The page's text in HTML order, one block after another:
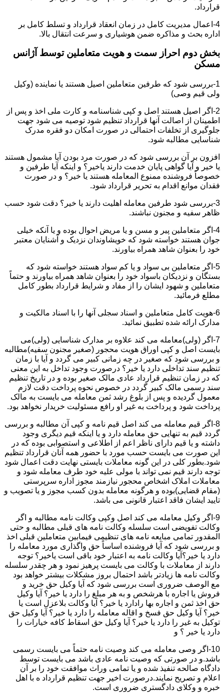
قرارداد.
4-اعمال مدیریت کامل در زمان انعقاد قرارداد و تسلط کامل بر
اداره بحث و مذاکره ضمن هوشیاری و سرعت انتقال بالا.
بخش دوم احراز سمت و هویت متعاملین توسط آژانس
مسکن
1-بررسی شود که طرفین متعاملین اصیل هستند یا نماینده (وکیل
ولی قیم وصی)
2-اگر اصیل هستند اصل و کپی شناسنامه و کارت ملی اخذ و پس از
اطمینان از اصالت آنها قرارداد تنظیم شود توصیه می شود جهت
جلوگیری از تخلفات احتمالی در صورت امکان دو فقره مدرک
شناسایی مطالبه شود.
افزون بر آن بررسی شود که در صورت مرد بودن آیا مشمول هستند
یا خیر و آیا گواهی پایان خدمت دارند یاخیر؟ و اینکه آیا طرفین و
خصوصاً فروشنده ممنوع المعامله هستند یا خیر؟ و در صورت
فقدان موانع اقدام به تحریر قرارداد شود.
3-بررسی شود طرفین معامله اهلیت دارند یا خیر؟ دقت شود حسب
ظاهر سفیه و مجنون نباشند.
4-اگر متعاملین پیر و مسن و یا مریض احوال بوده و یا آنکه خیلی
جوان هستند خواسته شود که خویشاوندان نزدیک و آشنایان معتبر
خود را بعنوان شاهد همراه بیاورند.
5-اگر متعاملین بی سواد و یا کم سواد هستند خواسته شود که
بستگان و نزدیکان باسواد خود را بعنوان شاهد همراه بیاورند و حتماً
متعاملین و شهود ایشان را از مفاد و شرایط قرارداد بطور کامل
مطلع فرمائید.
6-هویت کامل متعاملین و اسناد سجلی آنها را با اسناد مالکیت و
مدارک ارائه شده تطبیق نمائید.
7-اگر (ولی)معامله می کند علاوه بر مدارک شناسایی (ولی)می
بایست اصل و کپی اوراق هویت محجور (صغیر مجنون سفیه)مطالبه
و بررسی شود که صغیر در چه زمانی کبیر می گردد و آیا با زمان
تنظیم سند تداخلی دارد یا خیر؟ درصورت وجود تداخل به این معنی
که در زمان تنظیم قرارداد عادی مالک صغیر بوده و در تاریخ تنظیم
سند رسمی مالک کبیر گردد در خصوص نحوه پرداخت دقت لازم
معمول گردیده و پس از بلوغ رشد ثمن معامله می بایست به مالک
پرداخت شود و پرداخت به غیر او رافع مسئولیت خریدار نخواهد بود.
8-اگر قیم معامله می کند اصل قیم نامه و کپی آن مطالبه و بررسی
گردد قیم به تنهایی حق معامله دارد و یا اینکه قیم دیگری وجود
داشته و یا قیم دارای ناظر اعم از اطلاعی و استصوابی بوده که در
این صورت می بایست حسب مورد با حضور همه آنان قرارداد تنظیم
شود.بطور کلی در این گونه معاملات بایستی نهایت دقت اعمال شود
توجه دارند قیم نمی تواند با مولی علیه خود طرف معامله شود و
معاملات املاک اشخاص محجور نیازمند مجوز اداره سرپرستی
(مقام قضایی)بوده و هرگونه معامله بدون کسب مجوز و یا تصویب و
تایید ایشان فاقد اعتبار قانونی می باشد.
9-اگر وکیل معامله می کند اصل وکپی وکالت نامه مطالبه و اگر
وکالت تفویضی است سلسله وکالت نامه های قبلی مطالبه و حتی
المقدور تمامی مبایعه نامه های تنظیمی فیمابین متعاملین قبلی اخذ
و بررسی شود که آیا فروشنده اساساً حق واگذاری مورد معامله را
دارد یا خیر؟آیا وکالت نامه به اعتبار خود باقی است یاخیر؟ توجه
دارند از معاملات با وکالت می بایست پرهیز نمود و هر چقدر سلسله
وکالت نامه ها زیادتر باشد احتمال بروز مشکلات بیشتر خواهد بود
مع الوصف ضروری است بررسی شود که آیا وکیل حق خرید و
فروش یا اجاره با هرشخص و به هر مبلغ را دارد یا خیر؟ آیا وکیل
حق اخذ ثمن و اجاره بها رادارد یا خیر؟ آیا وکالت بلاعزل است یا
خیر؟ آیا وکیل حق فسخ و اقاله معامله را دارد یا خیر؟ آیا وکیل حق
توکیل به غیر را دارد یا خیر؟ آیا وکیل حق اسقاط کافه خیارات را
دارد یا خیر ؟ و
10-اگر وصی معامله می کند وصیت نامه حتماً می بایست رسمی
باشد.و در صورتی که وصیت نامه عادی باشد می بایست توسط
دادگاه صالحه تنفیذ شده و یا تمامی وراث موافقت خود را بر آن
اعلام و تصریح نمایند.درصورت اخیر جهت تنظیم قرارداد ه با اهل
خبره و وکلای دادگستری ضروری است.